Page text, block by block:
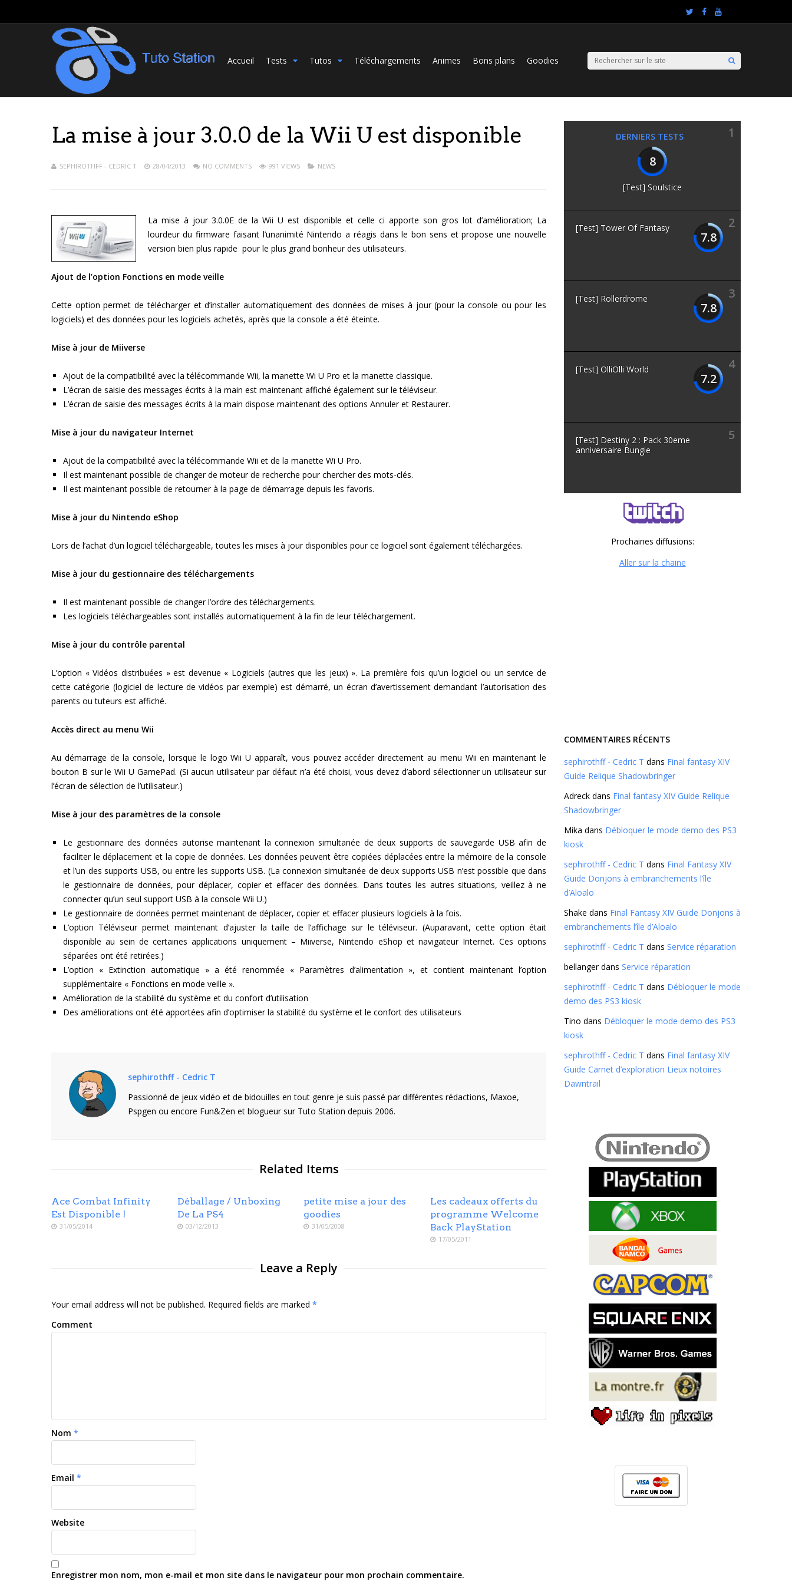
Accueil Tests Tutos Téléchargements Animes Bons plans Goodies
La mise à jour 3.0.0 de la Wii U est disponible
SEPHIROTHFF - CEDRIC T 28/04/2013 NO COMMENTS 991 VIEWS NEWS
La mise à jour 3.0.0E de la Wii U est disponible et celle ci apporte son gros lot d’amélioration; La
lourdeur du firmware faisant l’unanimité Nintendo a réagis dans le bon sens et propose une nouvelle
version bien plus rapide pour le plus grand bonheur des utilisateurs.
Ajout de l’option Fonctions en mode veille
Cette option permet de télécharger et d’installer automatiquement des données de mises à jour (pour la console ou pour les
logiciels) et des données pour les logiciels achetés, après que la console a été éteinte.
Mise à jour de Miiverse
Ajout de la compatibilité avec la télécommande Wii, la manette Wi U Pro et la manette classique.
L’écran de saisie des messages écrits à la main est maintenant affiché également sur le téléviseur.
L’écran de saisie des messages écrits à la main dispose maintenant des options Annuler et Restaurer.
Mise à jour du navigateur Internet
Ajout de la compatibilité avec la télécommande Wii et de la manette Wi U Pro.
Il est maintenant possible de changer de moteur de recherche pour chercher des mots-clés.
Il est maintenant possible de retourner à la page de démarrage depuis les favoris.
Mise à jour du Nintendo eShop
Lors de l’achat d’un logiciel téléchargeable, toutes les mises à jour disponibles pour ce logiciel sont également téléchargées.
Mise à jour du gestionnaire des téléchargements
Il est maintenant possible de changer l’ordre des téléchargements.
Les logiciels téléchargeables sont installés automatiquement à la fin de leur téléchargement.
Mise à jour du contrôle parental
L’option « Vidéos distribuées » est devenue « Logiciels (autres que les jeux) ». La première fois qu’un logiciel ou un service de
cette catégorie (logiciel de lecture de vidéos par exemple) est démarré, un écran d’avertissement demandant l’autorisation des
parents ou tuteurs est affiché.
Accès direct au menu Wii
Au démarrage de la console, lorsque le logo Wii U apparaît, vous pouvez accéder directement au menu Wii en maintenant le
bouton B sur le Wii U GamePad. (Si aucun utilisateur par défaut n’a été choisi, vous devez d’abord sélectionner un utilisateur sur
l’écran de sélection de l’utilisateur.)
Mise à jour des paramètres de la console
Le gestionnaire des données autorise maintenant la connexion simultanée de deux supports de sauvegarde USB afin de
faciliter le déplacement et la copie de données. Les données peuvent être copiées déplacées entre la mémoire de la console
et l’un des supports USB, ou entre les supports USB. (La connexion simultanée de deux supports USB n’est possible que dans
le gestionnaire de données, pour déplacer, copier et effacer des données. Dans toutes les autres situations, veillez à ne
connecter qu’un seul support USB à la console Wii U.)
Le gestionnaire de données permet maintenant de déplacer, copier et effacer plusieurs logiciels à la fois.
L’option Téléviseur permet maintenant d’ajuster la taille de l’affichage sur le téléviseur. (Auparavant, cette option était
disponible au sein de certaines applications uniquement – Miiverse, Nintendo eShop et navigateur Internet. Ces options
séparées ont été retirées.)
L’option « Extinction automatique » a été renommée « Paramètres d’alimentation », et contient maintenant l’option
supplémentaire « Fonctions en mode veille ».
Amélioration de la stabilité du système et du confort d’utilisation
Des améliorations ont été apportées afin d’optimiser la stabilité du système et le confort des utilisateurs
sephirothff - Cedric T
Passionné de jeux vidéo et de bidouilles en tout genre je suis passé par différentes rédactions, Maxoe,
Pspgen ou encore Fun&Zen et blogueur sur Tuto Station depuis 2006.
Related Items
Ace Combat Infinity
Est Disponible !
31/05/2014
Déballage / Unboxing
De La PS4
03/12/2013
petite mise a jour des
goodies
31/05/2008
Les cadeaux offerts du
programme Welcome
Back PlayStation
17/05/2011
Leave a Reply
Your email address will not be published. Required fields are marked *
Comment
Nom *
Email *
Website
Enregistrer mon nom, mon e-mail et mon site dans le navigateur pour mon prochain commentaire.
DERNIERS TESTS
1
8
[Test] Soulstice
2
7.8
[Test] Tower Of Fantasy
3
7.8
[Test] Rollerdrome
4
7.2
[Test] OlliOlli World
5
[Test] Destiny 2 : Pack 30eme
anniversaire Bungie
Prochaines diffusions:
Aller sur la chaine
COMMENTAIRES RÉCENTS
sephirothff - Cedric T dans Final fantasy XIV
Guide Relique Shadowbringer
Adreck dans Final fantasy XIV Guide Relique
Shadowbringer
Mika dans Débloquer le mode demo des PS3
kiosk
sephirothff - Cedric T dans Final Fantasy XIV
Guide Donjons à embranchements l’île
d’Aloalo
Shake dans Final Fantasy XIV Guide Donjons à
embranchements l’île d’Aloalo
sephirothff - Cedric T dans Service réparation
bellangerdans Service réparation
sephirothff - Cedric T dans Débloquer le mode
demo des PS3 kiosk
Tino dans Débloquer le mode demo des PS3
kiosk
sephirothff - Cedric T dans Final fantasy XIV
Guide Carnet d’exploration Lieux notoires
Dawntrail